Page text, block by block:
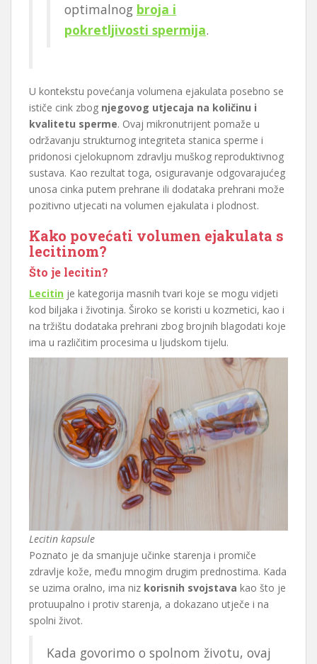
optimalnog broja i
pokretljivosti spermija.
U kontekstu povećanja volumena ejakulata posebno se
ističe cink zbog njegovog utjecaja na količinu i
kvalitetu sperme. Ovaj mikronutrijent pomaže u
održavanju strukturnog integriteta stanica sperme i
pridonosi cjelokupnom zdravlju muškog reproduktivnog
sustava. Kao rezultat toga, osiguravanje odgovarajućeg
unosa cinka putem prehrane ili dodataka prehrani može
pozitivno utjecati na volumen ejakulata i plodnost.
Kako povećati volumen ejakulata s
lecitinom?
Što je lecitin?
Lecitin je kategorija masnih tvari koje se mogu vidjeti
kod biljaka i životinja. Široko se koristi u kozmetici, kao i
na tržištu dodataka prehrani zbog brojnih blagodati koje
ima u različitim procesima u ljudskom tijelu.
Lecitin kapsule
Poznato je da smanjuje učinke starenja i promiče
zdravlje kože, među mnogim drugim prednostima. Kada
se uzima oralno, ima niz korisnih svojstava kao što je
protuupalno i protiv starenja, a dokazano utječe i na
spolni život.
Kada govorimo o spolnom životu, ovaj